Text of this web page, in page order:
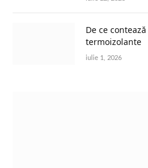
De ce
termoizolante
iulie 1, 2026